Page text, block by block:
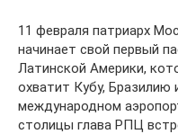
11 февраля патриарх
начинает свой первый
Латинской Америки,
охватит Кубу, Бразилию
международном
столицы глава РПЦ